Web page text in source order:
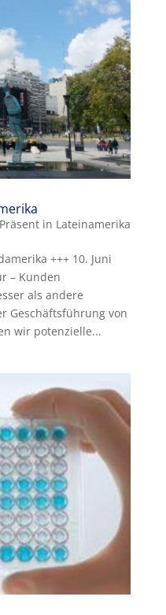
Präsent in Lateinamerika
+++ 10. Juni
– Kunden
als andere
Geschäftsführung von
wir potenzielle...